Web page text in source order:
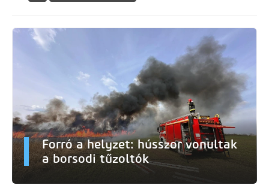
Forró a helyzet: hússzor vonultak
a borsodi tűzoltók